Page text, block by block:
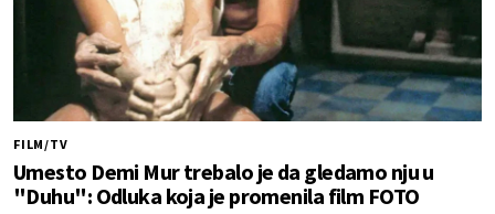
FILM/TV
Umesto Demi Mur trebalo je da gledamo nju u
"Duhu": Odluka koja je promenila film FOTO